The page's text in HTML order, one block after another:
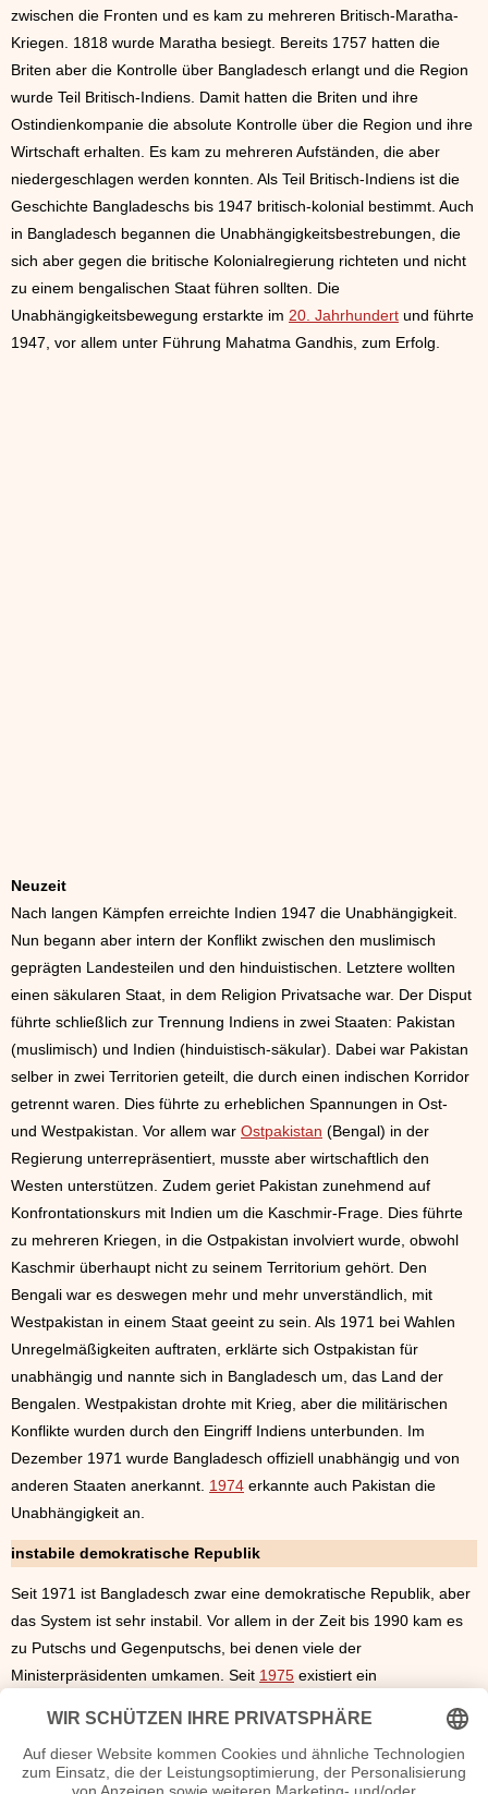
zwischen die Fronten und es kam zu mehreren Britisch-Maratha-
Kriegen. 1818 wurde Maratha besiegt. Bereits 1757 hatten die
Briten aber die Kontrolle über Bangladesch erlangt und die Region
wurde Teil Britisch-Indiens. Damit hatten die Briten und ihre
Ostindienkompanie die absolute Kontrolle über die Region und ihre
Wirtschaft erhalten. Es kam zu mehreren Aufständen, die aber
niedergeschlagen werden konnten. Als Teil Britisch-Indiens ist die
Geschichte Bangladeschs bis 1947 britisch-kolonial bestimmt. Auch
in Bangladesch begannen die Unabhängigkeitsbestrebungen, die
sich aber gegen die britische Kolonialregierung richteten und nicht
zu einem bengalischen Staat führen sollten. Die
Unabhängigkeitsbewegung erstarkte im 20. Jahrhundert und führte
1947, vor allem unter Führung Mahatma Gandhis, zum Erfolg.
Neuzeit
Nach langen Kämpfen erreichte Indien 1947 die Unabhängigkeit.
Nun begann aber intern der Konflikt zwischen den muslimisch
geprägten Landesteilen und den hinduistischen. Letztere wollten
einen säkularen Staat, in dem Religion Privatsache war. Der Disput
führte schließlich zur Trennung Indiens in zwei Staaten: Pakistan
(muslimisch) und Indien (hinduistisch-säkular). Dabei war Pakistan
selber in zwei Territorien geteilt, die durch einen indischen Korridor
getrennt waren. Dies führte zu erheblichen Spannungen in Ost-
und Westpakistan. Vor allem war Ostpakistan (Bengal) in der
Regierung unterrepräsentiert, musste aber wirtschaftlich den
Westen unterstützen. Zudem geriet Pakistan zunehmend auf
Konfrontationskurs mit Indien um die Kaschmir-Frage. Dies führte
zu mehreren Kriegen, in die Ostpakistan involviert wurde, obwohl
Kaschmir überhaupt nicht zu seinem Territorium gehört. Den
Bengali war es deswegen mehr und mehr unverständlich, mit
Westpakistan in einem Staat geeint zu sein. Als 1971 bei Wahlen
Unregelmäßigkeiten auftraten, erklärte sich Ostpakistan für
unabhängig und nannte sich in Bangladesch um, das Land der
Bengalen. Westpakistan drohte mit Krieg, aber die militärischen
Konflikte wurden durch den Eingriff Indiens unterbunden. Im
Dezember 1971 wurde Bangladesch offiziell unabhängig und von
anderen Staaten anerkannt. 1974 erkannte auch Pakistan die
Unabhängigkeit an.
instabile demokratische Republik
Seit 1971 ist Bangladesch zwar eine demokratische Republik, aber
das System ist sehr instabil. Vor allem in der Zeit bis 1990 kam es
zu Putschs und Gegenputschs, bei denen viele der
Ministerpräsidenten umkamen. Seit 1975 existiert ein
konnte. Bangladesch gehört auch heute noch zu den ärmsten
Ländern der Welt, die Wirtschaft hat sich stark zurückentwickelt.
Das Land wird häufig von verheerenden Naturkatastrophen